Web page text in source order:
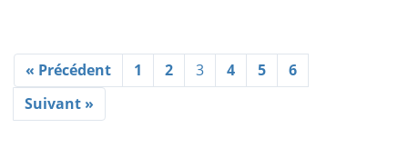
« Précédent 1 2 3 4 5
6
Suivant »